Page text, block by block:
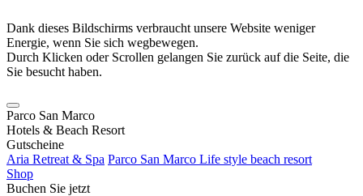
Dank dieses Bildschirms verbraucht unsere Website weniger
Energie, wenn Sie sich wegbewegen.
Durch Klicken oder Scrollen gelangen Sie zurück auf die Seite, die
Sie besucht haben.
Parco San Marco
Hotels & Beach Resort
Gutscheine
Aria Retreat & Spa Parco San Marco Life style beach resort
Shop
Buchen Sie jetzt